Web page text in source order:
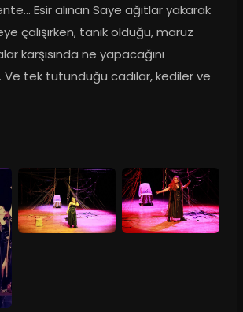
Esir alınan Saye ağıtlar yakarak
çalışırken, tanık olduğu, maruz
karşısında ne yapacağını
tek tutunduğu cadılar, kediler ve